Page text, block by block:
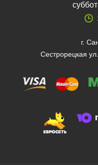
г.
Сестрорецкая